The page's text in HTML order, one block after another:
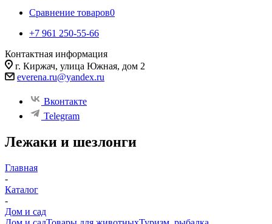
Сравнение товаров0
+7 961 250-55-66
Контактная информация
г. Киржач, улица Южная, дом 2
everena.ru@yandex.ru
Вконтакте
Telegram
Лежаки и шезлонги
Главная
-
Каталог
-
Дом и сад